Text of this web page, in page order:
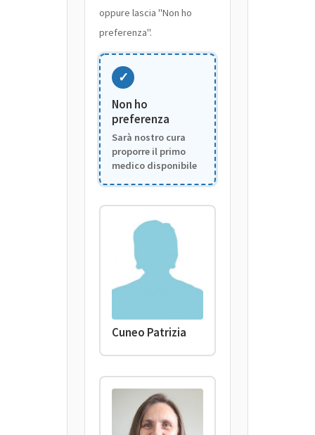
oppure lascia "Non ho
preferenza".
✓
Non ho
preferenza
Sarà nostro cura
proporre il primo
medico disponibile
Cuneo Patrizia